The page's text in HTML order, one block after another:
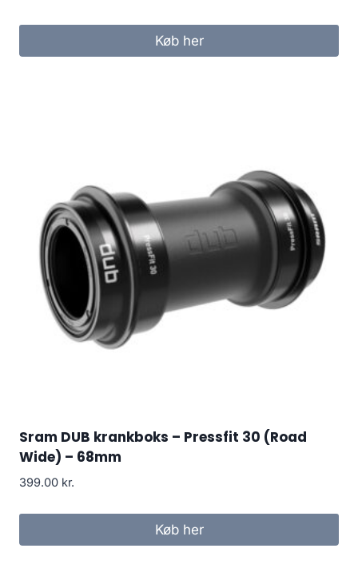
Køb her
Sram DUB krankboks – Pressfit 30 (Road
Wide) – 68mm
399.00 kr.
Køb her